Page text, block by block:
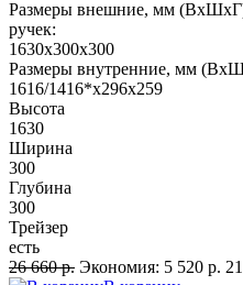
Размеры внешние, мм (ВхШхГ)
ручек:
1630x300x300
Размеры внутренние, мм
1616/1416*x296x259
Высота
1630
Ширина
300
Глубина
300
Трейзер
есть
26 660 р. Экономия: 5 520 р.